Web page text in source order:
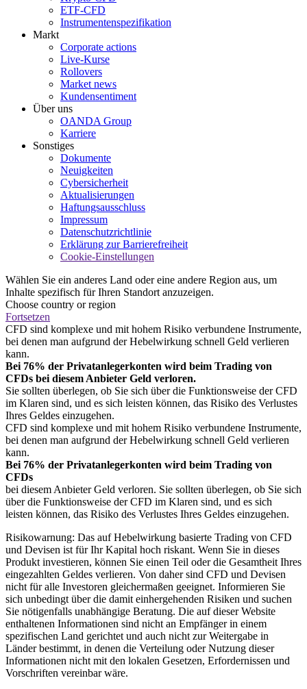
ETF-CFD
Instrumentenspezifikation
Markt
Corporate actions
Live-Kurse
Rollovers
Market news
Kundensentiment
Über uns
OANDA Group
Karriere
Sonstiges
Dokumente
Neuigkeiten
Cybersicherheit
Aktualisierungen
Haftungsausschluss
Impressum
Datenschutzrichtlinie
Erklärung zur Barrierefreiheit
Cookie-Einstellungen
Wählen Sie ein anderes Land oder eine andere Region aus, um
Inhalte spezifisch für Ihren Standort anzuzeigen.
Choose country or region
Fortsetzen
CFD sind komplexe und mit hohem Risiko verbundene Instrumente,
bei denen man aufgrund der Hebelwirkung schnell Geld verlieren
kann.
Bei 76% der Privatanlegerkonten wird beim Trading von
CFDs bei diesem Anbieter Geld verloren.
Sie sollten überlegen, ob Sie sich über die Funktionsweise der CFD
im Klaren sind, und es sich leisten können, das Risiko des Verlustes
Ihres Geldes einzugehen.
CFD sind komplexe und mit hohem Risiko verbundene Instrumente,
bei denen man aufgrund der Hebelwirkung schnell Geld verlieren
kann.
Bei 76% der Privatanlegerkonten wird beim Trading von
CFDs
bei diesem Anbieter Geld verloren. Sie sollten überlegen, ob Sie sich
über die Funktionsweise der CFD im Klaren sind, und es sich
leisten können, das Risiko des Verlustes Ihres Geldes einzugehen.
Risikowarnung: Das auf Hebelwirkung basierte Trading von CFD
und Devisen ist für Ihr Kapital hoch riskant. Wenn Sie in dieses
Produkt investieren, können Sie einen Teil oder die Gesamtheit Ihres
eingezahlten Geldes verlieren. Von daher sind CFD und Devisen
nicht für alle Investoren gleichermaßen geeignet. Informieren Sie
sich unbedingt über die damit einhergehenden Risiken und suchen
Sie nötigenfalls unabhängige Beratung. Die auf dieser Website
enthaltenen Informationen sind nicht an Empfänger in einem
spezifischen Land gerichtet und auch nicht zur Weitergabe in
Länder bestimmt, in denen die Verteilung oder Nutzung dieser
Informationen nicht mit den lokalen Gesetzen, Erfordernissen und
Vorschriften vereinbar wäre.